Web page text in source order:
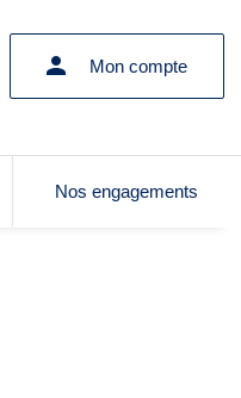
Mon compte
Nos engagements